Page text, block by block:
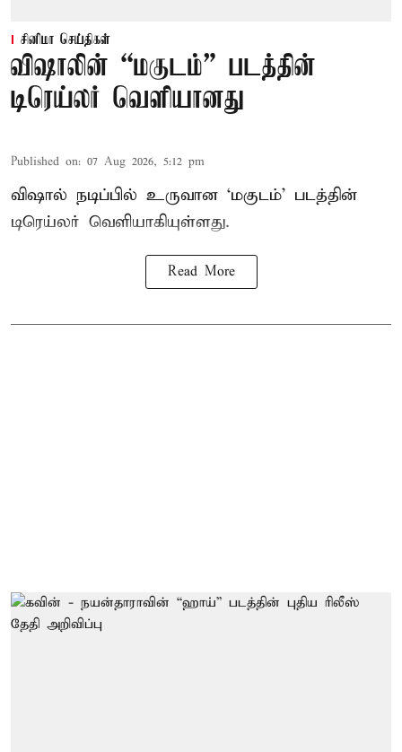
சினிமா செய்திகள்
விஷாலின் “மகுடம்” படத்தின்
டிரெய்லர் வெளியானது
Published on: 07 Aug 2026, 5:12 pm
விஷால் நடிப்பில் உருவான ‘மகுடம்’ படத்தின்
டிரெய்லர் வெளியாகியுள்ளது.
Read More